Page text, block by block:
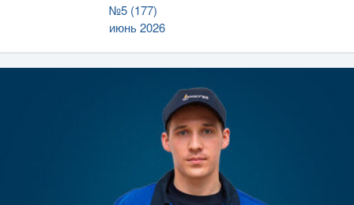
№5 (177)
июнь 2026